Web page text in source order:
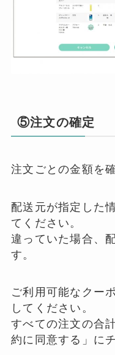
⑤注文の確定
注文ごとの金額を
配送元が指定した
てください。
違っていた場合、
す。
ご利用可能なクー
してください。
すべての注文の合
約に同意する」に